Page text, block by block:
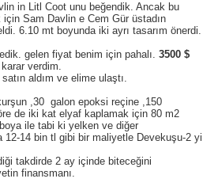
in Litl Coot unu beğendik. Ancak bu
Sam Davlin e Cem Gür üstadın
6.10 mt boyunda iki ayrı tasarım önerdi.
gelen fiyat benim için pahalı. 3500 $
karar verdim.
satın aldım ve elime ulaştı.
,30 galon epoksi reçine ,150
de iki kat elyaf kaplamak için 80 m2
ile tabi ki yelken ve diğer
14 bin tl gibi bir maliyetle Devekuşu-2 yi
takdirde 2 ay içinde biteceğini
finansmanı.